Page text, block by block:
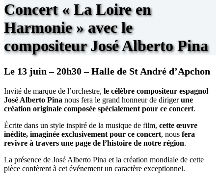
Concert « La Loire en
Harmonie » avec le
compositeur José Alberto Pina
Le 13 juin – 20h30 – Halle de St André d’Apchon
Invité de marque de l’orchestre, le célèbre compositeur espagnol
José Alberto Pina nous fera le grand honneur de dirigerune
création originale composée spécialement pour ce concert.
Écrite dans un style inspiré de la musique de film, cette œuvre
inédite, imaginée exclusivement pour ce concert, nous fera
revivre à travers une page de l’histoire de notre région.
La présence de José Alberto Pina et la création mondiale de cette
pièce confèrent à cet événement un caractère exceptionnel.